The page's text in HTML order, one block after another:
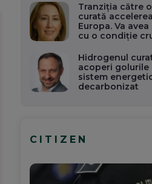
Tranziția către
curată
Europa. Va
cu o condiție
Hidrogenul
acoperi golurile
sistem
decarbonizat
CITIZEN